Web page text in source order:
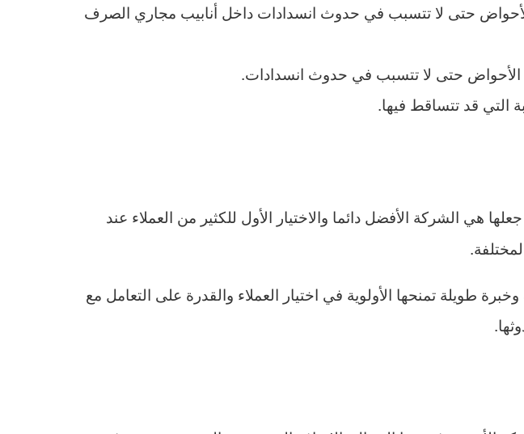
حتى لا تتسبب في حدوث انسدادات داخل أنابيب مجاري الصرف
الأحواض حتى لا تتسبب في حدوث انسدادات.
التي قد تتساقط فيها.
هي الشركة الأفضل دائما والاختيار الأول للكثير من العملاء عند
طويلة تمنحها الأولوية في اختيار العملاء والقدرة على التعامل مع